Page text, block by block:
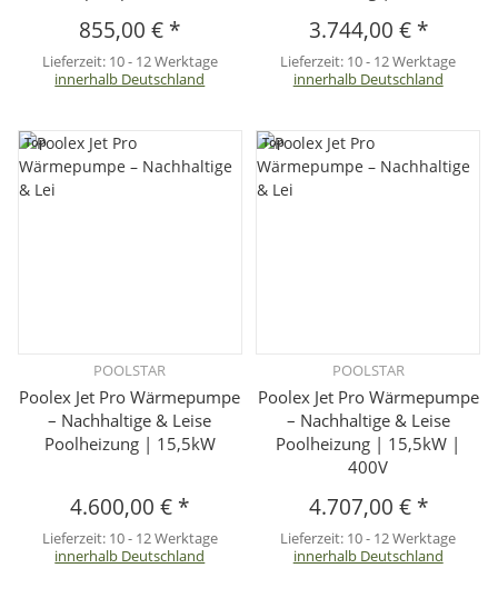
855,00 € *
Lieferzeit: 10 - 12 Werktage
innerhalb Deutschland
3.744,00 € *
Lieferzeit: 10 - 12 Werktage
innerhalb Deutschland
Top
POOLSTAR
Poolex Jet Pro Wärmepumpe
– Nachhaltige & Leise
Poolheizung | 15,5kW
4.600,00 € *
Lieferzeit: 10 - 12 Werktage
innerhalb Deutschland
Top
POOLSTAR
Poolex Jet Pro Wärmepumpe
– Nachhaltige & Leise
Poolheizung | 15,5kW |
400V
4.707,00 € *
Lieferzeit: 10 - 12 Werktage
innerhalb Deutschland